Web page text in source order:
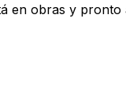
en obras y